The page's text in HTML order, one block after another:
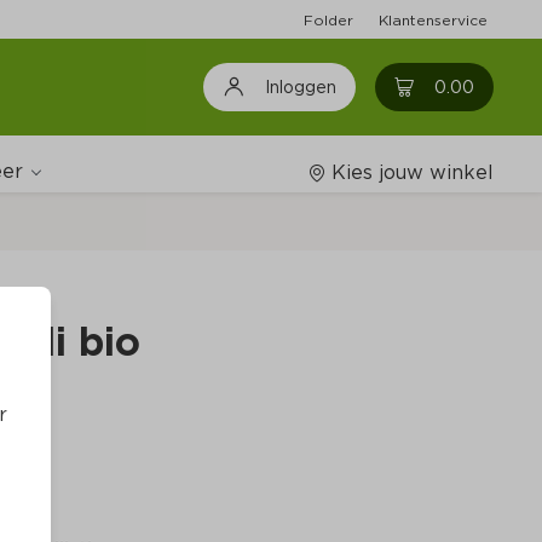
Folder Klantenservice
Inloggen 0.00 0
Wijnshop
Kies jouw winkel
bio